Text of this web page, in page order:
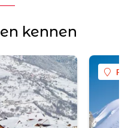
kennen